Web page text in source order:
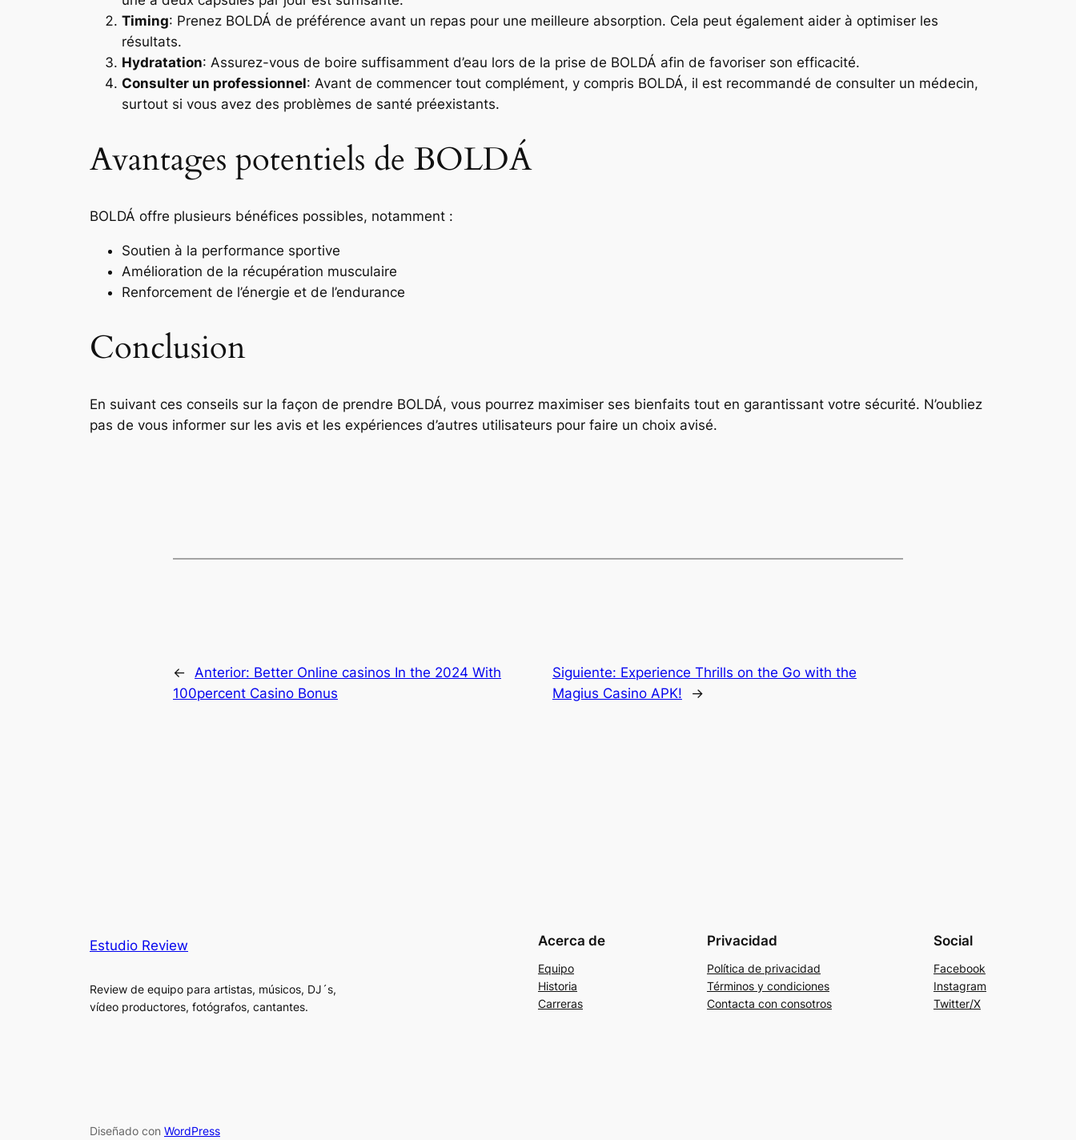
Timing: Prenez BOLDÁ de préférence avant un repas pour une meilleure absorption. Cela peut également aider à optimiser les
résultats.
Hydratation: Assurez-vous de boire suffisamment d’eau lors de la prise de BOLDÁ afin de favoriser son efficacité.
Consulter un professionnel: Avant de commencer tout complément, y compris BOLDÁ, il est recommandé de consulter un médecin,
surtout si vous avez des problèmes de santé préexistants.
Avantages potentiels de BOLDÁ
BOLDÁ offre plusieurs bénéfices possibles, notamment :
Soutien à la performance sportive
Amélioration de la récupération musculaire
Renforcement de l’énergie et de l’endurance
Conclusion
En suivant ces conseils sur la façon de prendre BOLDÁ, vous pourrez maximiser ses bienfaits tout en garantissant votre sécurité. N’oubliez
pas de vous informer sur les avis et les expériences d’autres utilisateurs pour faire un choix avisé.
← Anterior: Better Online casinos In the 2024 With
100percent Casino Bonus
Siguiente: Experience Thrills on the Go with the
Magius Casino APK!
→
Estudio Review
Review de equipo para artistas, músicos, DJ´s,
vídeo productores, fotógrafos, cantantes.
Acerca de
Equipo
Historia
Carreras
Privacidad
Política de privacidad
Términos y condiciones
Contacta con consotros
Social
Facebook
Instagram
Twitter/X
Diseñado con WordPress